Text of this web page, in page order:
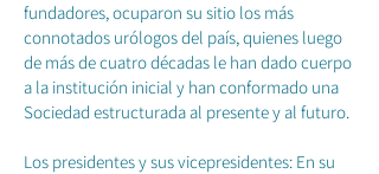
fundadores, ocuparon su sitio los más
connotados urólogos del país, quienes luego
de más de cuatro décadas le han dado cuerpo
a la institución inicial y han conformado una
Sociedad estructurada al presente y al futuro.
Los presidentes y sus vicepresidentes: En su